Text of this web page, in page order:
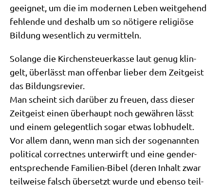
geeig­net, um die im moder­nen Leben weit­ge­hend
feh­len­de und des­halb um so nöti­ge­re reli­giö­se
Bil­dung wesent­lich zu vermitteln.
Solan­ge die Kir­chen­steu­er­kas­se laut genug klin­
gelt, über­lässt man offen­bar lie­ber dem Zeit­geist
das Bildungsrevier.
Man scheint sich dar­über zu freu­en, dass die­ser
Zeit­geist einen über­haupt noch gewäh­ren lässt
und einem gele­gent­lich sogar etwas lob­hu­delt.
Vor allem dann, wenn man sich der soge­nann­ten
poli­ti­cal cor­rect­nes unter­wirft und eine gen­der-
ent­spre­chen­de Fami­li­en-Bibel (deren Inhalt zwar
teil­wei­se falsch über­setzt wur­de und eben­so teil­